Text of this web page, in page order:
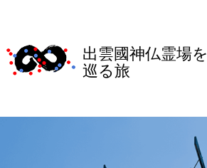
出雲國神仏霊場を
巡る旅